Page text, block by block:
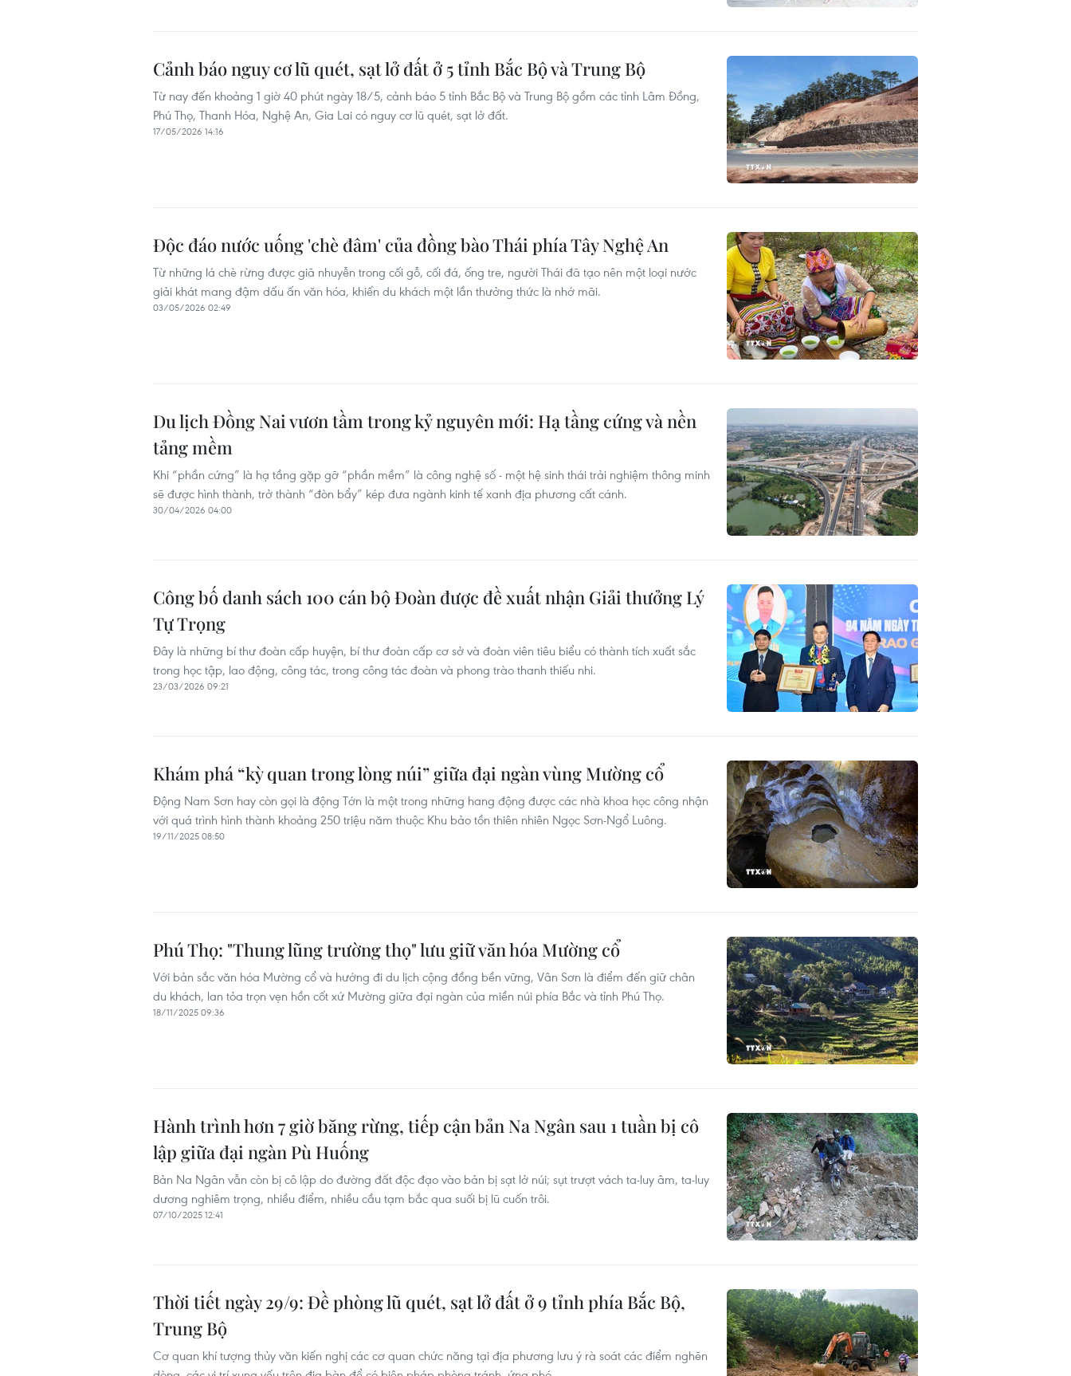
Cảnh báo nguy cơ lũ quét, sạt lở đất ở 5 tỉnh Bắc Bộ và Trung Bộ
Từ nay đến khoảng 1 giờ 40 phút ngày 18/5, cảnh báo 5 tỉnh Bắc Bộ và Trung Bộ gồm các tỉnh Lâm Đồng,
Phú Thọ, Thanh Hóa, Nghệ An, Gia Lai có nguy cơ lũ quét, sạt lở đất.
17/05/2026 14:16
Độc đáo nước uống 'chè đâm' của đồng bào Thái phía Tây Nghệ An
Từ những lá chè rừng được giã nhuyễn trong cối gỗ, cối đá, ống tre, người Thái đã tạo nên một loại nước
giải khát mang đậm dấu ấn văn hóa, khiến du khách một lần thưởng thức là nhớ mãi.
03/05/2026 02:49
Du lịch Đồng Nai vươn tầm trong kỷ nguyên mới: Hạ tầng cứng và nền
tảng mềm
Khi “phần cứng” là hạ tầng gặp gỡ “phần mềm” là công nghệ số - một hệ sinh thái trải nghiệm thông minh
sẽ được hình thành, trở thành “đòn bẩy” kép đưa ngành kinh tế xanh địa phương cất cánh.
30/04/2026 04:00
Công bố danh sách 100 cán bộ Đoàn được đề xuất nhận Giải thưởng Lý
Tự Trọng
Đây là những bí thư đoàn cấp huyện, bí thư đoàn cấp cơ sở và đoàn viên tiêu biểu có thành tích xuất sắc
trong học tập, lao động, công tác, trong công tác đoàn và phong trào thanh thiếu nhi.
23/03/2026 09:21
Khám phá “kỳ quan trong lòng núi” giữa đại ngàn vùng Mường cổ
Động Nam Sơn hay còn gọi là động Tớn là một trong những hang động được các nhà khoa học công nhận
với quá trình hình thành khoảng 250 triệu năm thuộc Khu bảo tồn thiên nhiên Ngọc Sơn-Ngổ Luông.
19/11/2025 08:50
Phú Thọ: "Thung lũng trường thọ" lưu giữ văn hóa Mường cổ
Với bản sắc văn hóa Mường cổ và hướng đi du lịch cộng đồng bền vững, Vân Sơn là điểm đến giữ chân
du khách, lan tỏa trọn vẹn hồn cốt xứ Mường giữa đại ngàn của miền núi phía Bắc và tỉnh Phú Thọ.
18/11/2025 09:36
Hành trình hơn 7 giờ băng rừng, tiếp cận bản Na Ngân sau 1 tuần bị cô
lập giữa đại ngàn Pù Huống
Bản Na Ngân vẫn còn bị cô lập do đường đất độc đạo vào bản bị sạt lở núi; sụt trượt vách ta-luy âm, ta-luy
dương nghiêm trọng, nhiều điểm, nhiều cầu tạm bắc qua suối bị lũ cuốn trôi.
07/10/2025 12:41
Thời tiết ngày 29/9: Đề phòng lũ quét, sạt lở đất ở 9 tỉnh phía Bắc Bộ,
Trung Bộ
Cơ quan khí tượng thủy văn kiến nghị các cơ quan chức năng tại địa phương lưu ý rà soát các điểm nghẽn